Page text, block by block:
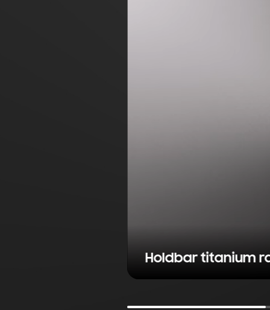
Holdbar titanium